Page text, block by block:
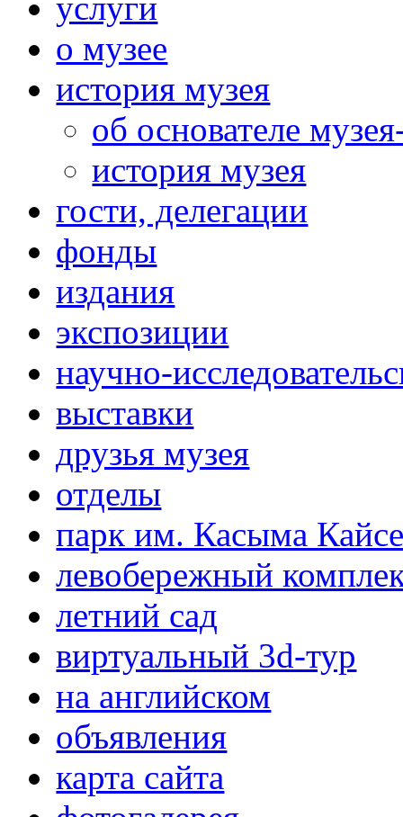
о музее
история музея
об основателе
история музея
гости, делегации
фонды
издания
экспозиции
научно-
выставки
друзья музея
отделы
парк им. Касыма
левобережный
летний сад
виртуальный 3d-тур
на английском
объявления
карта сайта